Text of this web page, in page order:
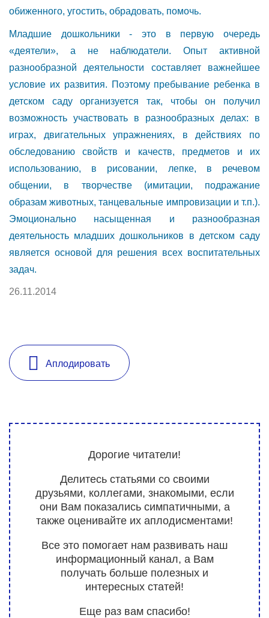
обиженного, угостить, обрадовать, помочь.
Младшие дошкольники - это в первую очередь
«деятели», а не наблюдатели. Опыт активной
разнообразной деятельности составляет важнейшее
условие их развития. Поэтому пребывание ребенка в
детском саду организуется так, чтобы он получил
возможность участвовать в разнообразных делах: в
играх, двигательных упражнениях, в действиях по
обследованию свойств и качеств, предметов и их
использованию, в рисовании, лепке, в речевом
общении, в творчестве (имитации, подражание
образам животных, танцевальные импровизации и т.п.).
Эмоционально насыщенная и разнообразная
деятельность младших дошкольников в детском саду
является основой для решения всех воспитательных
задач.
26.11.2014
Аплодировать
Дорогие читатели!
Делитесь статьями со своими
друзьями, коллегами, знакомыми, если
они Вам показались симпатичными, а
также оценивайте их аплодисментами!
Все это помогает нам развивать наш
информационный канал, а Вам
получать больше полезных и
интересных статей!
Еще раз вам спасибо!